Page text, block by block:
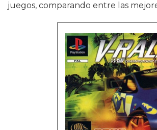
juegos, comparando entre las